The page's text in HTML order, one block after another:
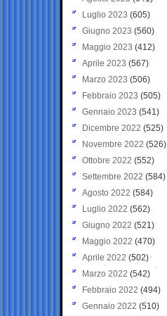
Luglio 2023 (605)
Giugno 2023 (560)
Maggio 2023 (412)
Aprile 2023 (567)
Marzo 2023 (506)
Febbraio 2023 (505)
Gennaio 2023 (541)
Dicembre 2022 (525)
Novembre 2022 (526)
Ottobre 2022 (552)
Settembre 2022 (584)
Agosto 2022 (584)
Luglio 2022 (562)
Giugno 2022 (521)
Maggio 2022 (470)
Aprile 2022 (502)
Marzo 2022 (542)
Febbraio 2022 (494)
Gennaio 2022 (510)